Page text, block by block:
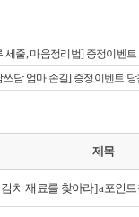
세줄, 마음정리법] 증정이벤
쓰담 엄마 손길] 증정이벤트
제목
치 재료를 찾아라] a포인트